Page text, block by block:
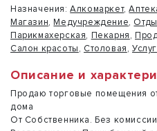
Назначения: Алкомаркет,
Магазин, Медучреждение,
Парикмахерская, Пекарня,
Салон красоты, Столовая,
Описание и
Продаю торговые помещения
дома
От Собственника. Без комиссии